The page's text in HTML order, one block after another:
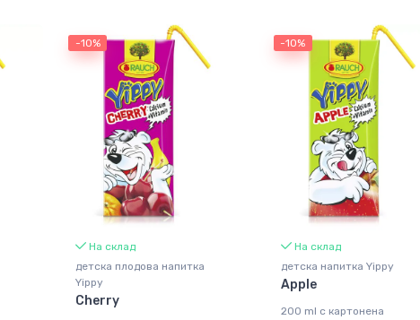
-10%
На склад
детска плодова напитка
Yippy
Cherry
-10%
На склад
детска напитка Yippy
Apple
200 ml с картонена